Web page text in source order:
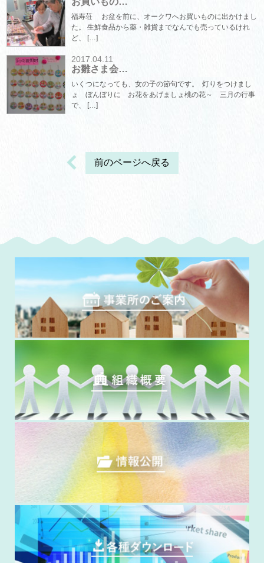
福寿荘 お盆を前に、オークワへお買いものに出かけまし
た。 生鮮食品から薬・雑貨までなんでも売っているけれ
ど、 […]
2017.04.11
お雛さま会…
いくつになっても、女の子の節句です。 灯りをつけまし
ょ ぼんぼりに お花をあげましょ桃の花～ 三月の行事
で、 […]
前のページへ戻る